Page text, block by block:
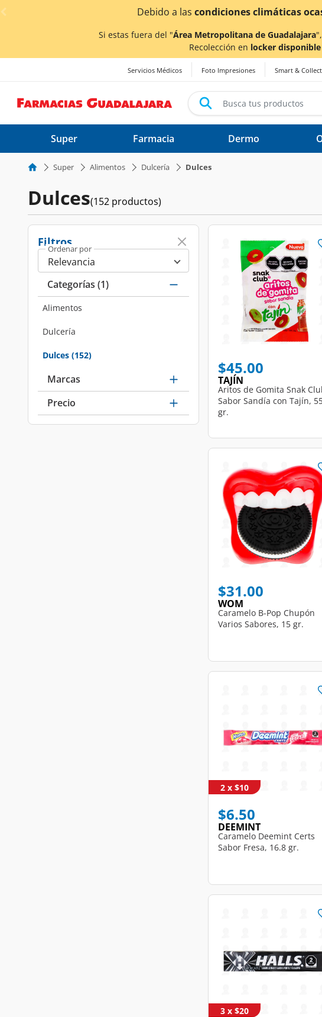
< div class="carousel-inner">
afectados.
Si estas fuera del "Área Metropolitana de Guadalajara
Recolección en locker
Servicios Médicos Foto Impresiones Smart & Collect
Super Farmacia Dermo
Super Alimentos Dulcería Dulces
Dulces(152 productos)
Filtros
Ordenar por
Categorías (1)
Alimentos
Refine by Categorías: Alimentos
Dulcería
Refine by Categorías: Dulcería
Dulces (152)
selected Currently Refined by Categorías: Dulces
Marcas
Precio
$45.00
TAJÍN
Aritos de Gomita Snak
Sabor Sandía con Tajín,
gr.
$31.00
WOM
Caramelo B-Pop Chupón
Varios Sabores, 15 gr.
$6.50
DEEMINT
Caramelo Deemint Certs
Sabor Fresa, 16.8 gr.
2 x $10
3 x $20